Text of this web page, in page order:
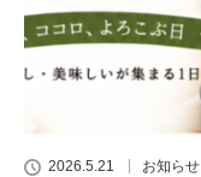
2026.5.21 お知らせ